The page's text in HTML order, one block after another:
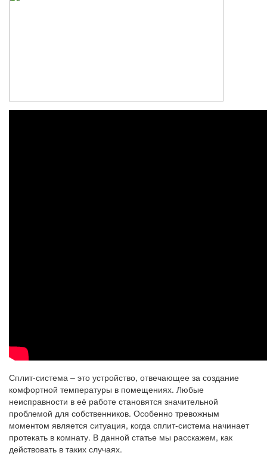
Сплит-система – это устройство, отвечающее за создание
комфортной температуры в помещениях. Любые
неисправности в её работе становятся значительной
проблемой для собственников. Особенно тревожным
моментом является ситуация, когда сплит-система начинает
протекать в комнату. В данной статье мы расскажем, как
действовать в таких случаях.